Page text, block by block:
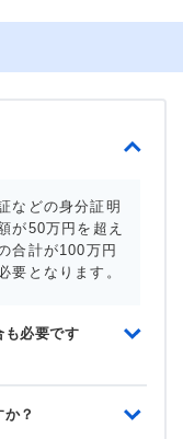
などの身分証明
が50万円を超え
合計が100万円
要となります。
も必要です
？